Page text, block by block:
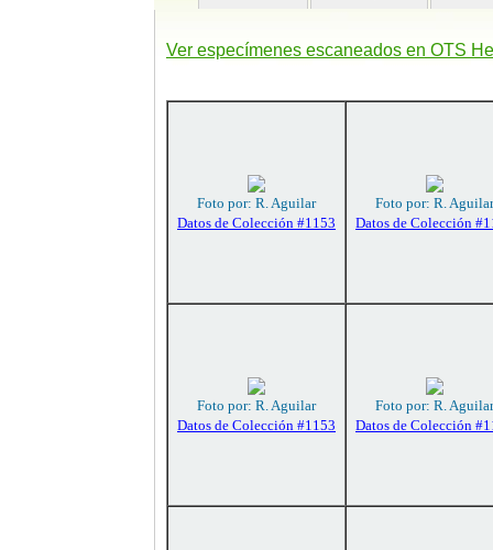
Ver especímenes escaneados en OTS
Foto por: R. Aguilar
Datos de Colección #1153
Foto por: R. Aguilar
Datos de Colección
Foto por: R. Aguilar
Datos de Colección #1153
Foto por: R. Aguilar
Datos de Colección